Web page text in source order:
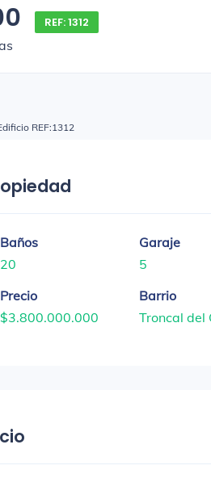
REF: 1312
REF:1312
Baños
20
Garaje
5
Precio
$3.800.000.000
Barrio
Troncal del